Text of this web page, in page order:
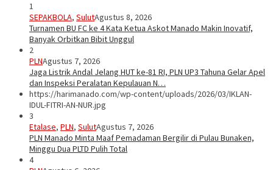
1
SEPAKBOLA, SulutAgustus 8, 2026
Turnamen BU FC ke 4 Kata Ketua Askot Manado Makin Inovatif,
Banyak Orbitkan Bibit Unggul
2
PLNAgustus 7, 2026
Jaga Listrik Andal Jelang HUT ke-81 RI, PLN UP3 Tahuna Gelar Apel
dan Inspeksi Peralatan Kepulauan N…
https://harimanado.com/wp-content/uploads/2026/03/IKLAN-
IDUL-FITRI-AN-NUR.jpg
3
Etalase, PLN, SulutAgustus 7, 2026
PLN Manado Minta Maaf Pemadaman Bergilir di Pulau Bunaken,
Minggu Dua PLTD Pulih Total
4